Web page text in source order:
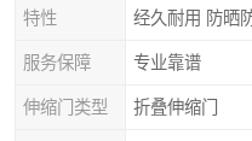
特性 经久耐用 防晒
服务保障 专业靠谱
伸缩门类型 折叠伸缩门